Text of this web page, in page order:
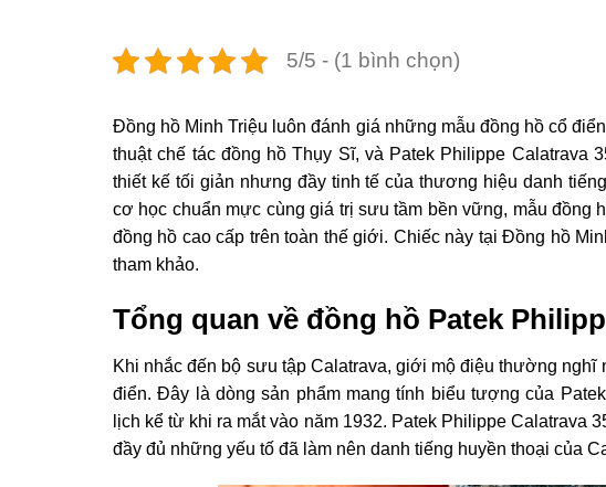
5/5 - (1 bình chọn)
Đồng hồ Minh Triệu luôn đánh giá những mẫu đồng hồ cổ
thuật chế tác đồng hồ Thụy Sĩ, và Patek Philippe Calatrava
thiết kế tối giản nhưng đầy tinh tế của thương hiệu danh
cơ học chuẩn mực cùng giá trị sưu tầm bền vững, mẫu
đồng hồ cao cấp trên toàn thế giới. Chiếc này tại Đồng hồ
tham khảo.
Tổng quan về đồng hồ Patek
Khi nhắc đến bộ sưu tập Calatrava, giới mộ điệu thường
điển. Đây là dòng sản phẩm mang tính biểu tượng của
lịch kể từ khi ra mắt vào năm 1932. Patek Philippe Calatrava
đầy đủ những yếu tố đã làm nên danh tiếng huyền thoại của